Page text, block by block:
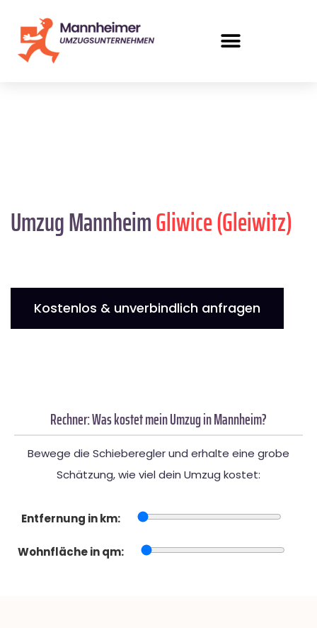
Umzug MannheimGliwice (Gleiwitz)
Kostenlos & unverbindlich anfragen
Rechner: Was kostet mein Umzug in Mannheim?
Bewege die Schieberegler und erhalte eine grobe
Schätzung, wie viel dein Umzug kostet:
Entfernung in km:
Wohnfläche in qm: